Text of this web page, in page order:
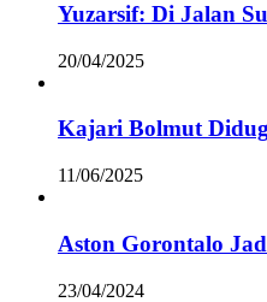
Yuzarsif: Di Jalan
20/04/2025
Kajari Bolmut
11/06/2025
Aston Gorontalo
23/04/2024